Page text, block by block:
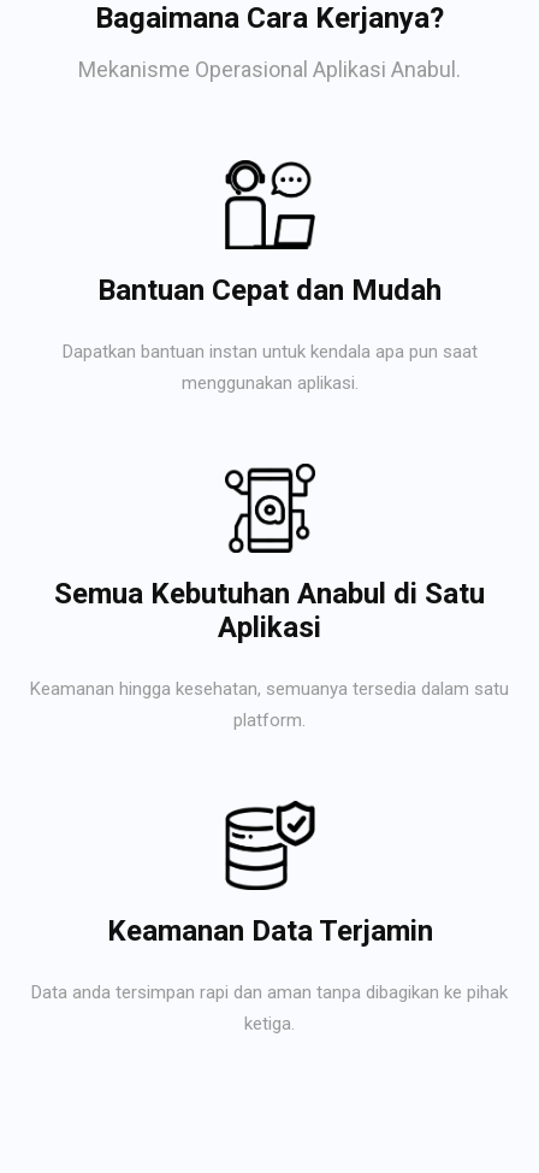
Bagaimana Cara Kerjanya?
Mekanisme Operasional Aplikasi Anabul.
Bantuan Cepat dan Mudah
Dapatkan bantuan instan untuk kendala apa pun saat
menggunakan aplikasi.
Semua Kebutuhan Anabul di Satu
Aplikasi
Keamanan hingga kesehatan, semuanya tersedia dalam satu
platform.
Keamanan Data Terjamin
Data anda tersimpan rapi dan aman tanpa dibagikan ke pihak
ketiga.